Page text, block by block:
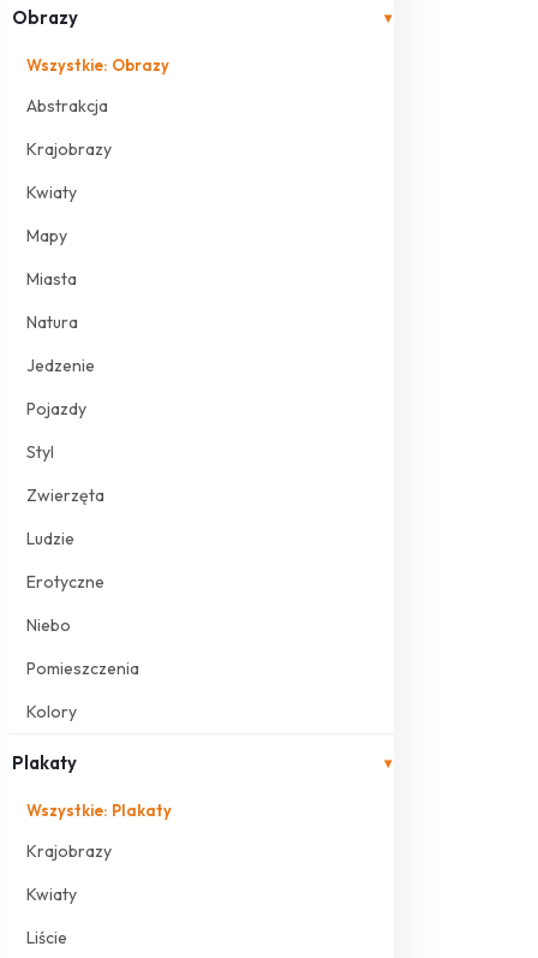
Obrazy ▾
Wszystkie: Obrazy
Abstrakcja
Krajobrazy
Kwiaty
Mapy
Miasta
Natura
Jedzenie
Pojazdy
Styl
Zwierzęta
Ludzie
Erotyczne
Niebo
Pomieszczenia
Kolory
Plakaty ▾
Wszystkie: Plakaty
Krajobrazy
Kwiaty
Liście